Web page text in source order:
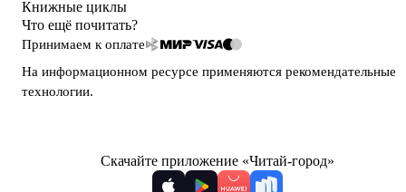
Книжные циклы
Что ещё почитать?
Принимаем к оплате
На информационном ресурсе применяются рекомендательные
технологии.
Скачайте приложение «Читай-город»